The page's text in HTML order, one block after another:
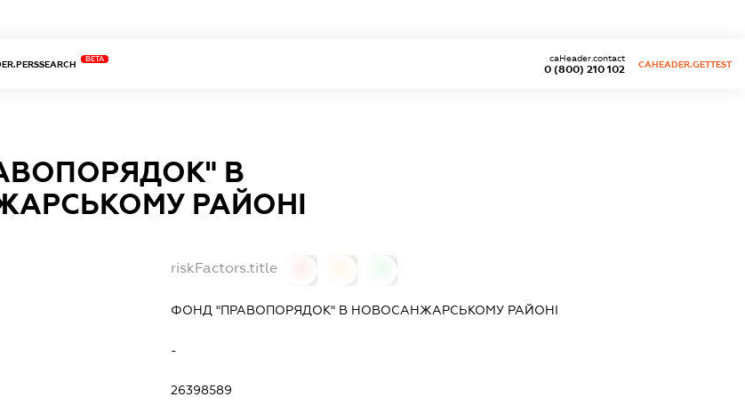
BETA
0 (800) 210 102
caHeader.contact
CAHEADER.GETTEST
В
РАЙОНІ
riskFactors.title
ФОНД "ПРАВОПОРЯДОК" В НОВОСАНЖАРСЬКОМУ РАЙОНІ
-
26398589